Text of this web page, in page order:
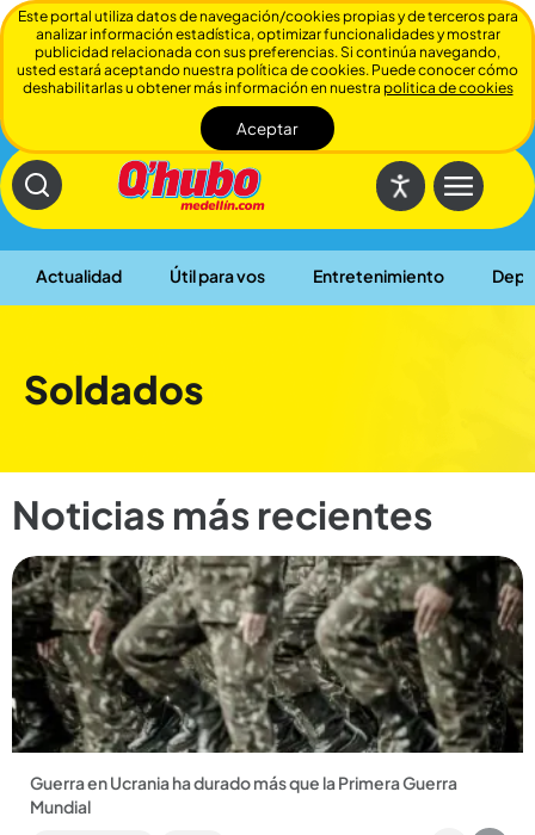
Actualidad Útil para vos Entretenimiento
Cerrar
Soldados
Noticias más recientes
Guerra en Ucrania ha durado más que la Primera Guerra
Mundial
Este portal utiliza datos de navegación/cookies propias y de terceros para
analizar información estadística, optimizar funcionalidades y mostrar
publicidad relacionada con sus preferencias. Si continúa navegando,
usted estará aceptando nuestra política de cookies. Puede conocer cómo
deshabilitarlas u obtener más información en nuestra politica de cookies
Aceptar